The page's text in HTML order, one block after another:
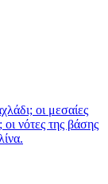
οι μεσαίες
οι νότες της βάσης